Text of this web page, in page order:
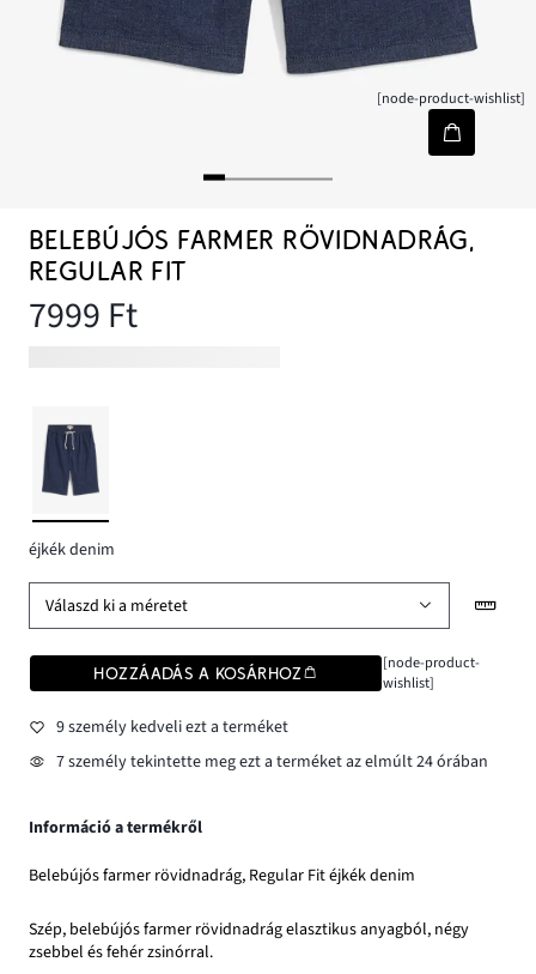
[node-product-wishlist]
BELEBÚJÓS FARMER RÖVIDNADRÁG,
REGULAR FIT
7999 Ft
éjkék denim
Válaszd ki a méretet
HOZZÁADÁS A KOSÁRHOZ
[node-product-
wishlist]
9 személy kedveli ezt a terméket
7 személy tekintette meg ezt a terméket az elmúlt 24 órában
Információ a termékről
Belebújós farmer rövidnadrág, Regular Fit éjkék denim
Szép, belebújós farmer rövidnadrág elasztikus anyagból, négy
zsebbel és fehér zsinórral.